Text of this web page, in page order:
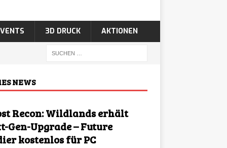
3D DRUCK AKTIONEN
NEWS
Recon: Wildlands erhält
Gen-Upgrade – Future
kostenlos für PC